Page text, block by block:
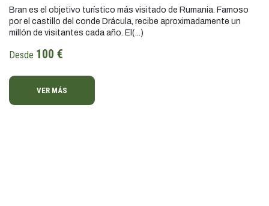
Bran es el objetivo turístico más visitado de Rumania. Famoso
por el castillo del conde Drácula, recibe aproximadamente un
millón de visitantes cada año. El(...)
Desde 100 €
VER MÁS